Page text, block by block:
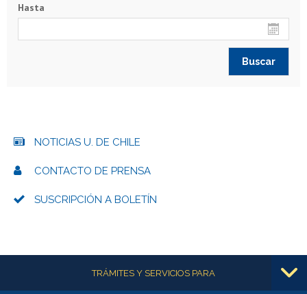
Hasta
NOTICIAS U. DE CHILE
CONTACTO DE PRENSA
SUSCRIPCIÓN A BOLETÍN
Más informaciónTRÁMITES Y SERVICIOS PARA